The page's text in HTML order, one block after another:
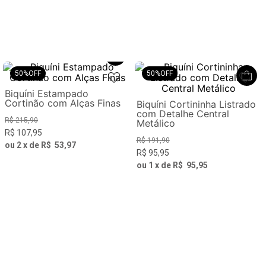
50%OFF
Biquíni Estampado
Cortinão com Alças Finas
R$ 215,90
R$ 107,95
ou 2x de R$ 53,97
50%OFF
Biquíni Cortininha Listrado
com Detalhe Central
Metálico
R$ 191,90
R$ 95,95
ou 1 x de R$ 95,95